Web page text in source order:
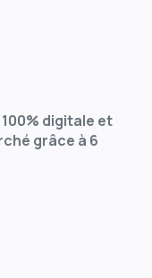
digitale et
grâce à 6